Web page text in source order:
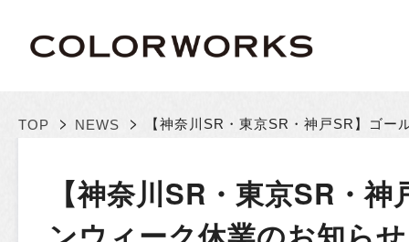
TOP > NEWS > 【神奈川SR・東京SR・神戸SR】ゴー
【神奈川SR・東京SR・